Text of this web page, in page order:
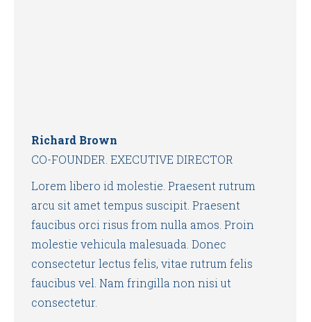
Richard Brown
CO-FOUNDER. EXECUTIVE DIRECTOR
Lorem libero id molestie. Praesent rutrum
arcu sit amet tempus suscipit. Praesent
faucibus orci risus from nulla amos. Proin
molestie vehicula malesuada. Donec
consectetur lectus felis, vitae rutrum felis
faucibus vel. Nam fringilla non nisi ut
consectetur.